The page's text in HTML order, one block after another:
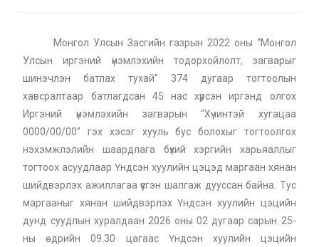
Монгол Улсын Засгийн газрын 2022 оны “Монгол
Улсын иргэний үнэмлэхийн тодорхойлолт, загварыг
шинэчлэн батлах тухай” 374 дугаар тогтоолын
хавсралтаар батлагдсан 45 нас хүрсэн иргэнд олгох
Иргэний үнэмлэхийн загварын “Хүчинтэй хугацаа
0000/00/00” гэх хэсэг хууль бус болохыг тогтоолгох
нэхэмжлэлийн шаардлага бүхий хэргийн харьяаллыг
тогтоох асуудлаар Үндсэн хуулийн цэцэд маргаан хянан
шийдвэрлэх ажиллагаа үүсгэн шалгаж дууссан байна. Тус
маргааныг хянан шийдвэрлэх Үндсэн хуулийн цэцийн
дунд суудлын хуралдаан 2026 оны 02 дугаар сарын 25-
ны өдрийн 09.30 цагаас Үндсэн хуулийн цэцийн